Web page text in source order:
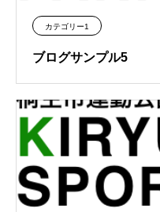
カテゴリー1
ブログサンプル5